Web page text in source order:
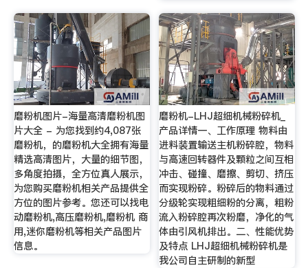
磨粉机图片-海量高清磨粉机图
片大全 - 为您找到约4,087张
磨粉机，的磨粉机大全拥有海量
精选高清图片，大量的细节图，
多角度拍摄，全方位真人展示，
为您购买磨粉机相关产品提供全
方位的图片参考。您还可以找电
动磨粉机,高压磨粉机,磨粉机 商
用,迷你磨粉机等相关产品图片
信息。
磨粉机-LHJ超细机械粉碎机_
产品详情一、工作原理 物料由
进料装置输送主机粉碎腔，物料
与高速回转器件及颗粒之间互相
冲击、碰撞、磨擦、剪切、挤压
而实现粉碎。粉碎后的物料通过
分级轮实现粗细粉的分离，粗粉
流入粉碎腔再次粉磨，净化的气
体由引风机排出。二、性能优势
及特点 LHJ超细机械粉碎机是
我公司自主研制的新型